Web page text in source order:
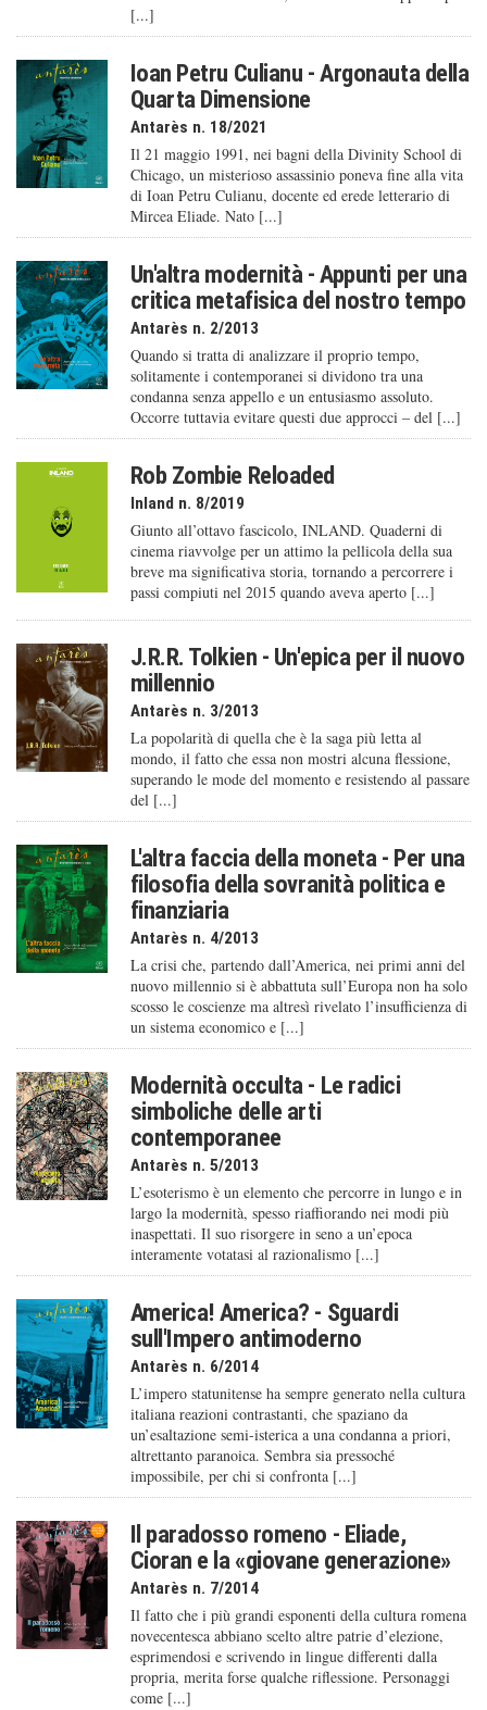
[...]
Ioan Petru Culianu - Argonauta della
Quarta Dimensione
Antarès n. 18/2021
Il 21 maggio 1991, nei bagni della Divinity School di
Chicago, un misterioso assassinio poneva fine alla vita
di Ioan Petru Culianu, docente ed erede letterario di
Mircea Eliade. Nato [...]
Un'altra modernità - Appunti per una
critica metafisica del nostro tempo
Antarès n. 2/2013
Quando si tratta di analizzare il proprio tempo,
solitamente i contemporanei si dividono tra una
condanna senza appello e un entusiasmo assoluto.
Occorre tuttavia evitare questi due approcci – del [...]
Rob Zombie Reloaded
Inland n. 8/2019
Giunto all’ottavo fascicolo, INLAND. Quaderni di
cinema riavvolge per un attimo la pellicola della sua
breve ma significativa storia, tornando a percorrere i
passi compiuti nel 2015 quando aveva aperto [...]
J.R.R. Tolkien - Un'epica per il nuovo
millennio
Antarès n. 3/2013
La popolarità di quella che è la saga più letta al
mondo, il fatto che essa non mostri alcuna flessione,
superando le mode del momento e resistendo al passare
del [...]
L'altra faccia della moneta - Per una
filosofia della sovranità politica e
finanziaria
Antarès n. 4/2013
La crisi che, partendo dall’America, nei primi anni del
nuovo millennio si è abbattuta sull’Europa non ha solo
scosso le coscienze ma altresì rivelato l’insufficienza di
un sistema economico e [...]
Modernità occulta - Le radici
simboliche delle arti
contemporanee
Antarès n. 5/2013
L’esoterismo è un elemento che percorre in lungo e in
largo la modernità, spesso riaffiorando nei modi più
inaspettati. Il suo risorgere in seno a un’epoca
interamente votatasi al razionalismo [...]
America! America? - Sguardi
sull'Impero antimoderno
Antarès n. 6/2014
L’impero statunitense ha sempre generato nella cultura
italiana reazioni contrastanti, che spaziano da
un’esaltazione semi-isterica a una condanna a priori,
altrettanto paranoica. Sembra sia pressoché
impossibile, per chi si confronta [...]
Il paradosso romeno - Eliade,
Cioran e la «giovane generazione»
Antarès n. 7/2014
Il fatto che i più grandi esponenti della cultura romena
novecentesca abbiano scelto altre patrie d’elezione,
esprimendosi e scrivendo in lingue differenti dalla
propria, merita forse qualche riflessione. Personaggi
come [...]